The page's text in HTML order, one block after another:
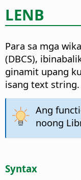
LENB
Para sa mga
(DBCS),
ginamit upang
isang text string.
Ang
noong
Syntax